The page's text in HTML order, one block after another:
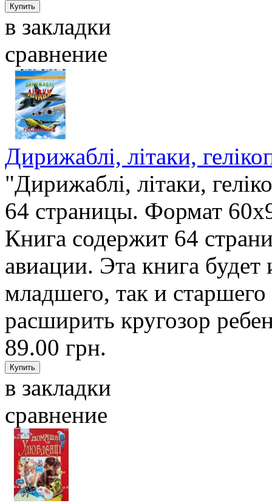
в закладки
сравнение
Дирижаблі, літаки,
"Дирижаблі, літаки,
64 страницы. Формат
Книга содержит 64
авиации. Эта книга будет
младшего, так и
расширить кругозор
89.00 грн.
в закладки
сравнение